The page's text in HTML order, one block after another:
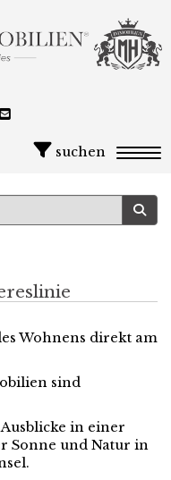
suchen
Wohnens direkt am
sind
in einer
Sonne und Natur in